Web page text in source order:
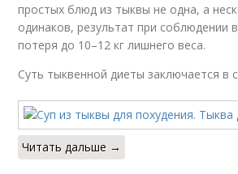
простых блюд из тыквы не одна, а
одинаков, результат при соблюдении
потеря до 10–12 кг лишнего веса.
Суть тыквенной диеты заключается в
Читать дальше →